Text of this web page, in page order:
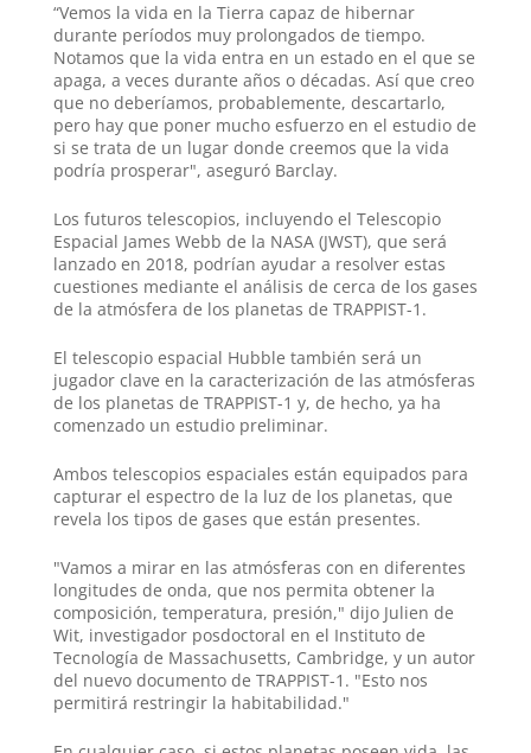
“Vemos la vida en la Tierra capaz de hibernar
durante períodos muy prolongados de tiempo.
Notamos que la vida entra en un estado en el que se
apaga, a veces durante años o décadas. Así que creo
que no deberíamos, probablemente, descartarlo,
pero hay que poner mucho esfuerzo en el estudio de
si se trata de un lugar donde creemos que la vida
podría prosperar", aseguró Barclay.
Los futuros telescopios, incluyendo el Telescopio
Espacial James Webb de la NASA (JWST), que será
lanzado en 2018, podrían ayudar a resolver estas
cuestiones mediante el análisis de cerca de los gases
de la atmósfera de los planetas de TRAPPIST-1.
El telescopio espacial Hubble también será un
jugador clave en la caracterización de las atmósferas
de los planetas de TRAPPIST-1 y, de hecho, ya ha
comenzado un estudio preliminar.
Ambos telescopios espaciales están equipados para
capturar el espectro de la luz de los planetas, que
revela los tipos de gases que están presentes.
"Vamos a mirar en las atmósferas con en diferentes
longitudes de onda, que nos permita obtener la
composición, temperatura, presión," dijo Julien de
Wit, investigador posdoctoral en el Instituto de
Tecnología de Massachusetts, Cambridge, y un autor
del nuevo documento de TRAPPIST-1. "Esto nos
permitirá restringir la habitabilidad."